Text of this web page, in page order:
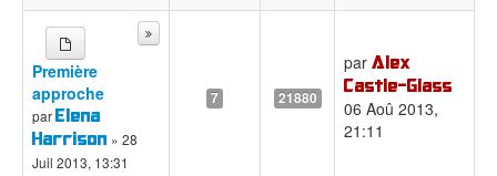
Première
approche
parElena
Harrison » 28
Juil 2013, 13:31
7 21880
par Alex
Castle-Glass
06 Aoû 2013,
21:11